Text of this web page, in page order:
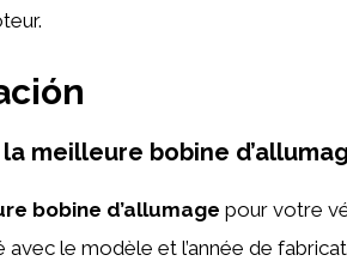
meilleure bobine
bobine d’allumage pour votre
le modèle et l’année de